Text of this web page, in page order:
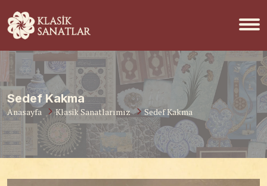
Sedef Kakma
Anasayfa Klasik Sanatlarımız Sedef Kakma